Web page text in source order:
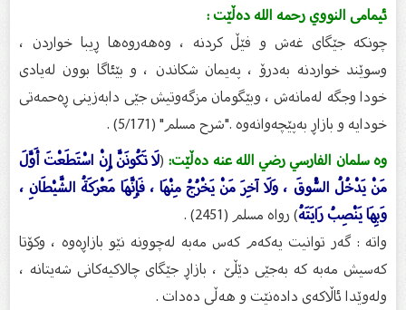
ئیمامی النووي رحمه الله دەڵێت :
چونکە جێگای غەش و فێڵ کردنە ، وەهەروەها ڕیبا خواردن ،
وسوێند خواردنە بەدرۆ ، پەیمان شکاندن ، و بێئاگا بوون لەیادی
خودا وجگە لەمانەش ، وبێگومان مزگەوتیش جێی دابەزینی ڕەحمەتی
خودایە و بازاڕ بەپێچەوانەوە ."شرح مسلم" (5/171) .
وە سلمان الفارسي رضي الله عنه دەڵێت:(لَا تَكُونَنَّ إِنْ اسْتَطَعْتَ أَوَّلَ
مَنْ يَدْخُلُ السُّوقَ ، وَلَا آخِرَ مَنْ يَخْرُجُ مِنْهَا ، فَإِنَّهَا مَعْرَكَةُ الشَّيْطَانِ ،
وَبِهَا يَنْصِبُ رَايَتَهُ) رواه مسلم (2451) .
واتە : گەر توانیت یەکەم کەس مەبە لەچوونە نێو بازاڕەوە ، وکۆتا
کەسیش مەبە کە بەجێی دێڵێ ، بازاڕ جێگای چالاکیەکانی شەیتانە ،
ولەوێدا ئاڵاکەی دادەنێت و هەڵی دەدات .